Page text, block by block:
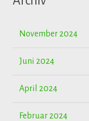
November 2024
Juni 2024
April 2024
Februar 2024